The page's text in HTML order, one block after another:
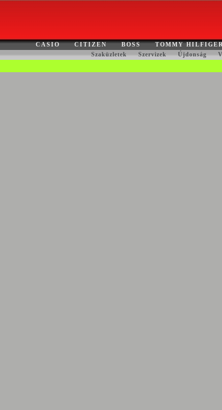
CASIO CITIZEN BOSS
TOMMY
Szaküzletek
Szervizek Újdonság